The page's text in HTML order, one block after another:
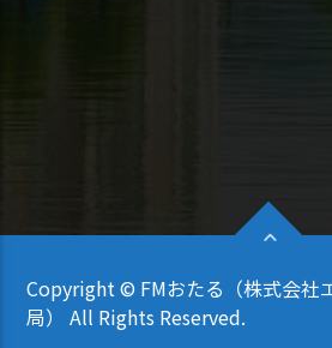
Copyright © FMおたる（株式会社
局） All Rights Reserved.